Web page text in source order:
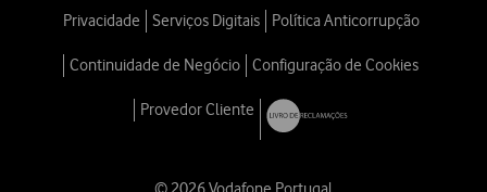
Privacidade Serviços Digitais Política Anticorrupção
Continuidade de Negócio Configuração de Cookies
Provedor Cliente